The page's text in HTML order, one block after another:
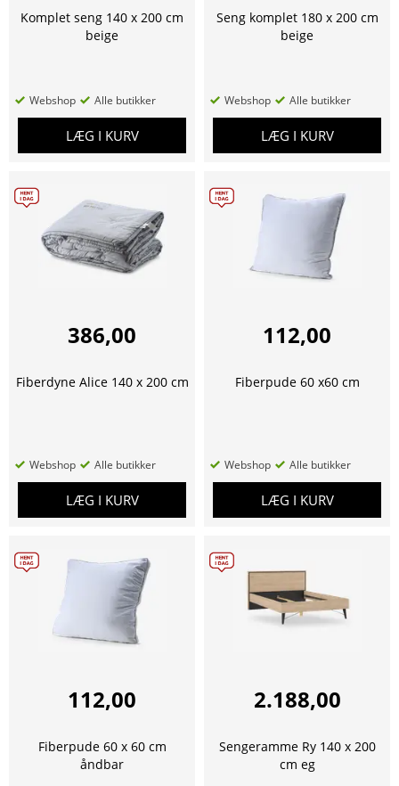
Komplet seng 140 x 200 cm
beige
Webshop Alle butikker
LÆG I KURV
Seng komplet 180 x 200 cm
beige
Webshop Alle butikker
LÆG I KURV
386,00
Fiberdyne Alice 140 x 200 cm
Webshop Alle butikker
LÆG I KURV
112,00
Fiberpude 60 x60 cm
Webshop Alle butikker
LÆG I KURV
112,00
Fiberpude 60 x 60 cm
åndbar
2.188,00
Sengeramme Ry 140 x 200
cm eg